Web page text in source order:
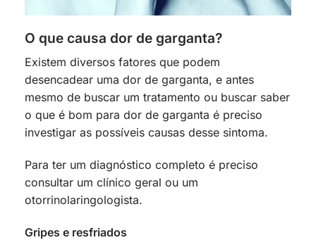
O que causa dor de garganta?
Existem diversos fatores que podem
desencadear uma dor de garganta, e antes
mesmo de buscar um tratamento ou buscar saber
o que é bom para dor de garganta é preciso
investigar as possíveis causas desse sintoma.
Para ter um diagnóstico completo é preciso
consultar um clínico geral ou um
otorrinolaringologista.
Gripes e resfriados